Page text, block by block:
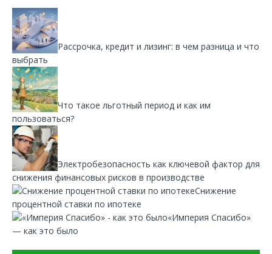
Рассрочка, кредит и лизинг: в чем разница и что
выбрать
Что такое льготный период и как им
пользоваться?
Электробезопасность как ключевой фактор для
снижения финансовых рисков в производстве
Снижение
процентной ставки по ипотеке
«Империя Спасибо»
— как это было